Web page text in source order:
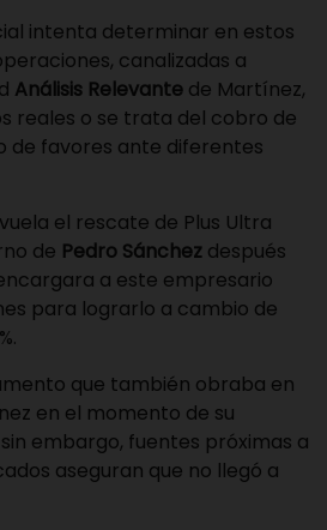
intenta determinar en estos
canalizadas a
Análisis Relevante de Martínez,
reales o se trata del cobro de
de favores ante diferentes
el rescate de Plus Ultra
de Pedro Sánchez después
a este empresario
para lograrlo a cambio de
que también obraba en
en el momento de su
embargo, fuentes próximas a
aseguran que no llegó a